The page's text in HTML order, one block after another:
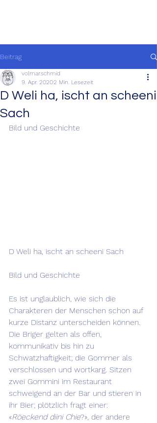
Beitrag
D Weli ha, ischt an scheeni
Sach
volmar.schmid
9. Apr. 20202 Min. Lesezeit
Bild und Geschichte
D Weli ha, ischt an scheeni Sach
Bild und Geschichte
Es ist unglaublich, wie sich die
Charakteren der Menschen schon auf
kurze Distanz unterscheiden können.
Die Briger gelten als offen,
kommunikativ bis hin zu
Schwatzhaftigkeit; die Gommer als
verschlossen und wortkarg. Sitzen
zwei Gommini im Restaurant
schweigend an der Bar und stieren in
ihr Bier; plötzlich fragt einer:
«Röeckend diini Chie?», der andere